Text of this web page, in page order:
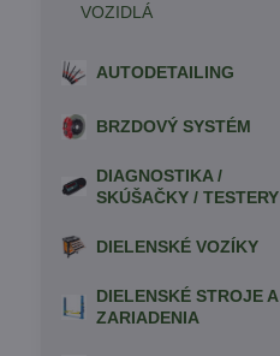
VOZIDLÁ
AUTODETAILING
BRZDOVÝ SYSTÉM
DIAGNOSTIKA /
SKÚŠAČKY / TESTERY
DIELENSKÉ VOZÍKY
DIELENSKÉ STROJE A
ZARIADENIA